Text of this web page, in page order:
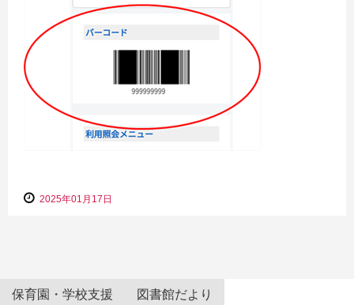
2025年01月17日
保育園・学校支援 図書館だより